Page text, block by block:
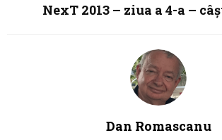
NexT 2013 – ziua a 4-a –
Dan Romascanu